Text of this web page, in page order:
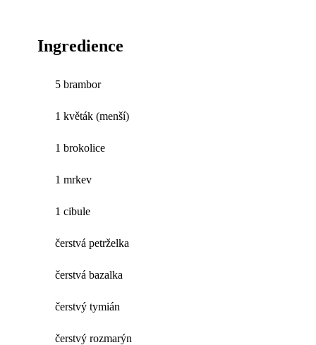
Ingredience
5 brambor
1 květák (menší)
1 brokolice
1 mrkev
1 cibule
čerstvá petrželka
čerstvá bazalka
čerstvý tymián
čerstvý rozmarýn